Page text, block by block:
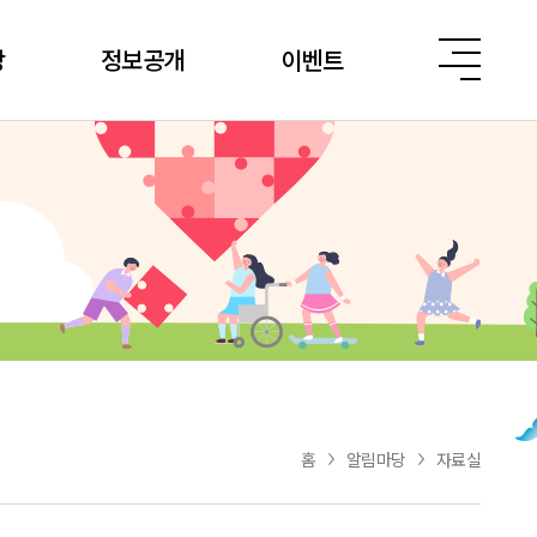
정보공개 이벤트
홈 알림마당 자료실